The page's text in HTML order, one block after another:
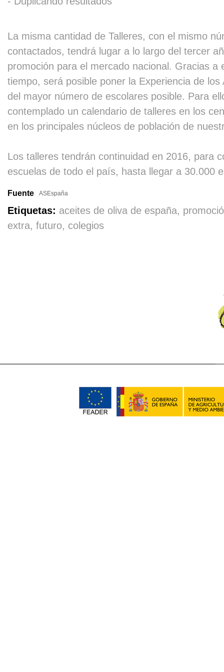
La misma cantidad de Talleres, con el mismo
contactados, tendrá lugar a lo largo del tercer
promoción para el mercado nacional. Gracias a
tiempo, será posible poner la Experiencia de
del mayor número de escolares posible. Para
contemplado un calendario de talleres en los
en los principales núcleos de población de
Los talleres tendrán continuidad en 2016, para
escuelas de todo el país, hasta llegar a 30.000
Fuente ASEspaña
Etiquetas: aceites de oliva de españa,
extra, futuro, colegios